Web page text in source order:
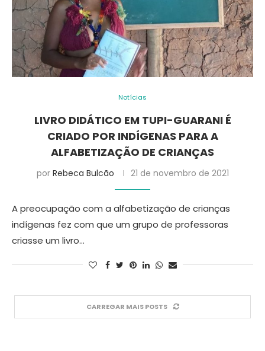
Notícias
LIVRO DIDÁTICO EM TUPI-GUARANI É
CRIADO POR INDÍGENAS PARA A
ALFABETIZAÇÃO DE CRIANÇAS
por Rebeca Bulcão 21 de novembro de 2021
A preocupação com a alfabetização de crianças
indígenas fez com que um grupo de professoras
criasse um livro…
CARREGAR MAIS POSTS